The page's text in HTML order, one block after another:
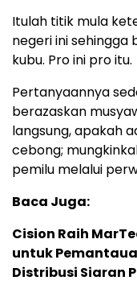
Itulah titik mula
negeri ini sehingga
kubu. Pro ini pro itu.
Pertanyaannya
berazaskan
langsung, apakah
cebong;
pemilu melalui
Baca Juga:
Cision Raih
untuk
Distribusi Siaran